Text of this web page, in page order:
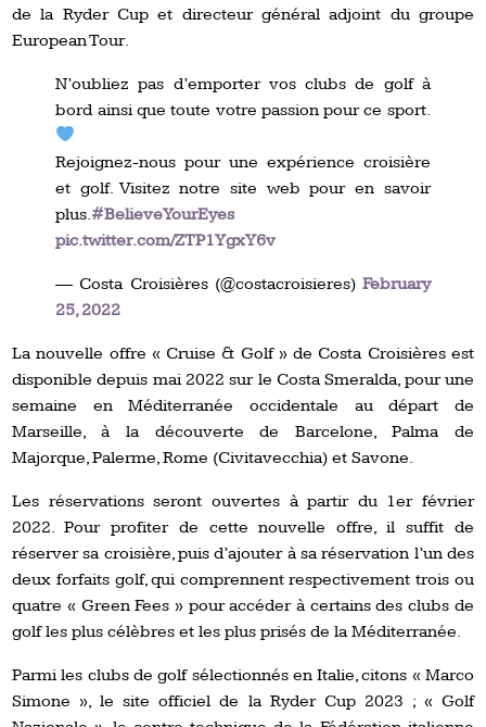
de la Ryder Cup et directeur général adjoint du groupe
European Tour.
N’oubliez pas d’emporter vos clubs de golf à
bord ainsi que toute votre passion pour ce sport.
Rejoignez-nous pour une expérience croisière
et golf. Visitez notre site web pour en savoir
plus.#BelieveYourEyes
pic.twitter.com/ZTP1YgxY6v
— Costa Croisières (@costacroisieres) February
25, 2022
La nouvelle offre « Cruise & Golf » de Costa Croisières est
disponible depuis mai 2022 sur le Costa Smeralda, pour une
semaine en Méditerranée occidentale au départ de
Marseille, à la découverte de Barcelone, Palma de
Majorque, Palerme, Rome (Civitavecchia) et Savone.
Les réservations seront ouvertes à partir du 1er février
2022. Pour profiter de cette nouvelle offre, il suffit de
réserver sa croisière, puis d’ajouter à sa réservation l’un des
deux forfaits golf, qui comprennent respectivement trois ou
quatre « Green Fees » pour accéder à certains des clubs de
golf les plus célèbres et les plus prisés de la Méditerranée.
Parmi les clubs de golf sélectionnés en Italie, citons « Marco
Simone », le site officiel de la Ryder Cup 2023 ; « Golf